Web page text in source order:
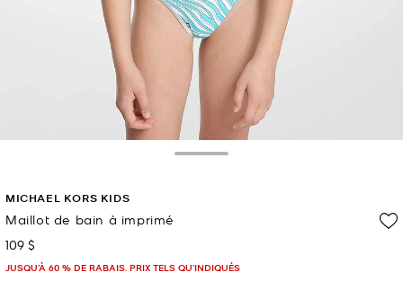
MICHAEL KORS KIDS
Maillot de bain à imprimé
maintenant
109 $
JUSQU’À 60 % DE RABAIS. PRIX TELS QU'INDIQUÉS